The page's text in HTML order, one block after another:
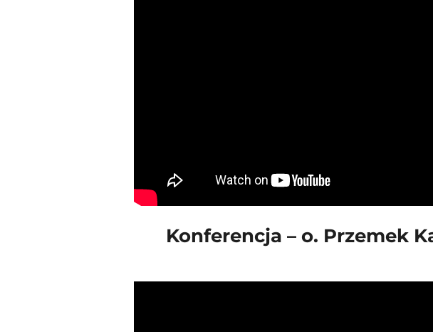
Konferencja – o. Przemek